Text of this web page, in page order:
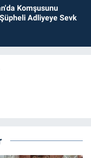
Komşusunu
Adliyeye Sevk